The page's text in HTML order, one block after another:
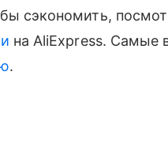
сэкономить,
на AliExpress. Самые
.